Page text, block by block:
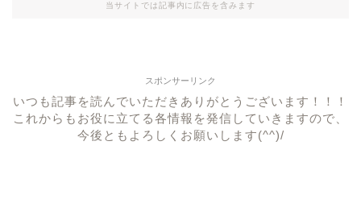
当サイトでは記事内に広告を含みます
スポンサーリンク
いつも記事を読んでいただきありがとうございます！！！
これからもお役に立てる各情報を発信していきますので、
今後ともよろしくお願いします(^^)/